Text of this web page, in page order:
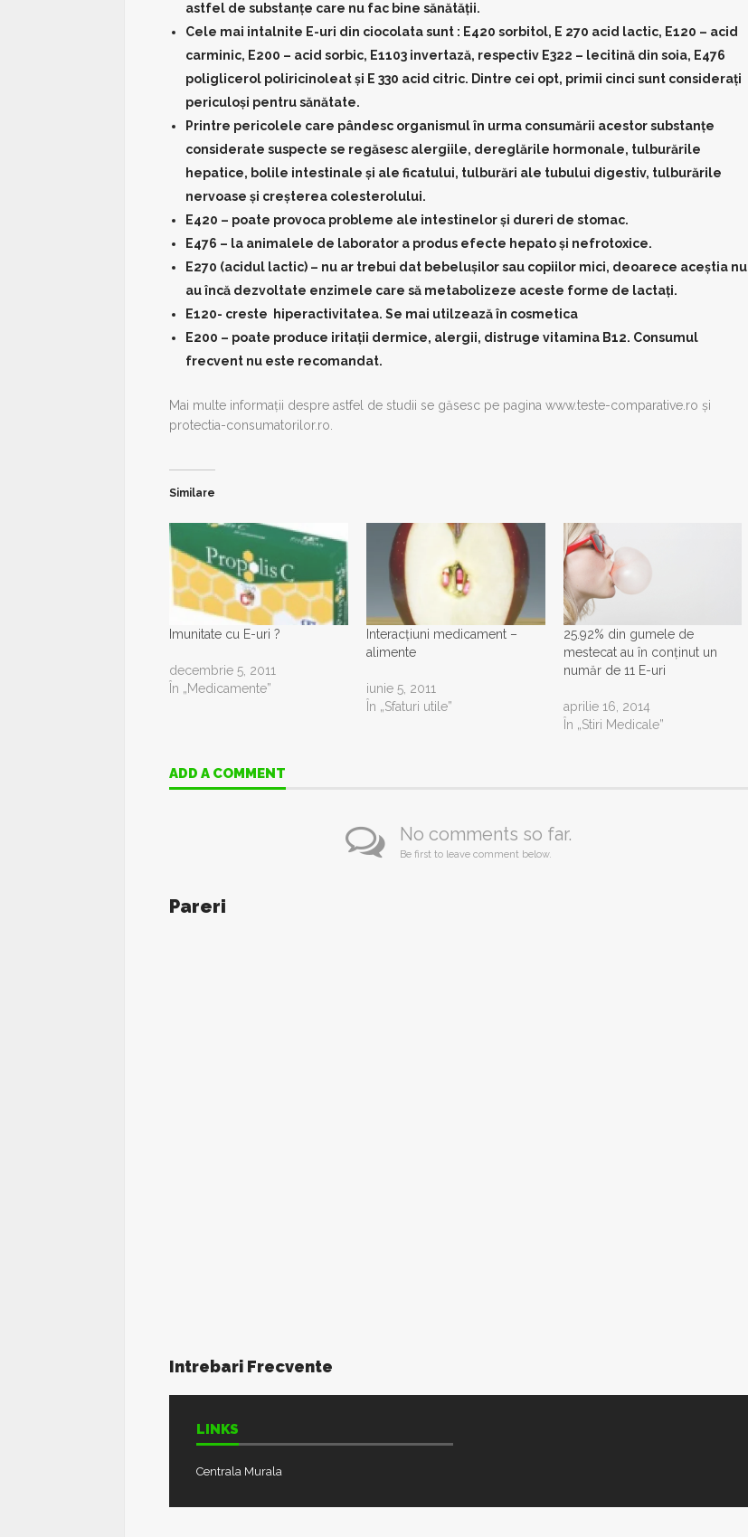
astfel de substanţe care nu fac bine sănătăţii.
Cele mai intalnite E-uri din ciocolata sunt : E420 sorbitol, E 270 acid lactic, E120 – acid
carminic, E200 – acid sorbic, E1103 invertază, respectiv E322 – lecitină din soia, E476
poliglicerol poliricinoleat şi E 330 acid citric. Dintre cei opt, primii cinci sunt consideraţi
periculoşi pentru sănătate.
Printre pericolele care pândesc organismul în urma consumării acestor substanţe
considerate suspecte se regăsesc alergiile, dereglările hormonale, tulburările
hepatice, bolile intestinale şi ale ficatului, tulburări ale tubului digestiv, tulburările
nervoase şi creşterea colesterolului.
E420 – poate provoca probleme ale intestinelor şi dureri de stomac.
E476 – la animalele de laborator a produs efecte hepato şi nefrotoxice.
E270 (acidul lactic) – nu ar trebui dat bebeluşilor sau copiilor mici, deoarece aceştia nu
au încă dezvoltate enzimele care să metabolizeze aceste forme de lactaţi.
E120- creste hiperactivitatea. Se mai utilzează în cosmetica
E200 – poate produce iritaţii dermice, alergii, distruge vitamina B12. Consumul
frecvent nu este recomandat.
Mai multe informaţii despre astfel de studii se găsesc pe pagina www.teste-comparative.ro şi
protectia-consumatorilor.ro.
Similare
Imunitate cu E-uri ?
decembrie 5, 2011
În „Medicamente”
Interacțiuni medicament –
alimente
iunie 5, 2011
În „Sfaturi utile”
25.92% din gumele de
mestecat au în conţinut un
număr de 11 E-uri
aprilie 16, 2014
În „Stiri Medicale”
ADD A COMMENT
No comments so far.
Be first to leave comment below.
Pareri
Intrebari Frecvente
LINKS
Centrala Murala